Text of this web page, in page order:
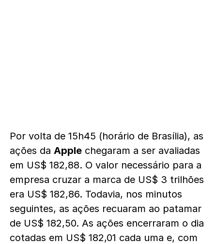
Por volta de 15h45 (horário de Brasília), as
ações da Apple chegaram a ser avaliadas
em US$ 182,88. O valor necessário para a
empresa cruzar a marca de US$ 3 trilhões
era US$ 182,86. Todavia, nos minutos
seguintes, as ações recuaram ao patamar
de US$ 182,50. As ações encerraram o dia
cotadas em US$ 182,01 cada uma e, com